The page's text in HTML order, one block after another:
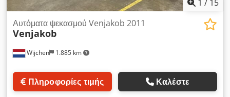
1 / 15
Wijchen 1.885 km
Αυτόματα ψεκασμού Venjakob 2011
Venjakob
Πληροφορίες τιμής Καλέστε